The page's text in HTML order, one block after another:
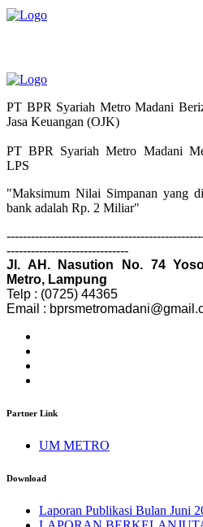
PT BPR Syariah Metro Madani
Jasa Keuangan (OJK)
PT BPR Syariah Metro Madani
LPS
"Maksimum Nilai Simpanan yang
bank adalah Rp. 2 Miliar"
------------------------------
Jl. AH. Nasution No. 74
Metro, Lampung
Telp : (0725) 44365
Email :
Partner Link
UM METRO
Download
Laporan Publikasi Bulan Juni